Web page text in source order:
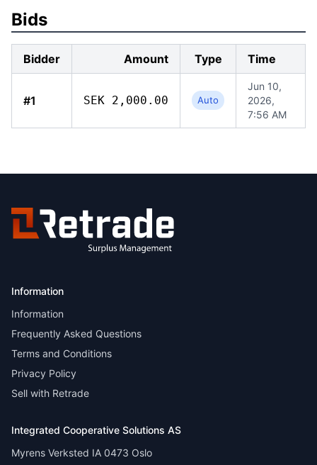
Bids
Bidder Amount Type Time
#1 SEK 2,000.00 Auto
Jun 10,
2026,
7:56 AM
Information
Information
Frequently Asked Questions
Terms and Conditions
Privacy Policy
Sell with Retrade
Integrated Cooperative Solutions AS
Myrens Verksted IA 0473 Oslo